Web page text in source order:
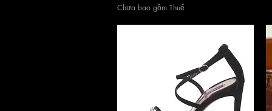
Chưa bao gồm Thuế